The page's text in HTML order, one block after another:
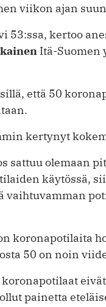
viikon ajan
53:ssa, kertoo
Itä-Suomen
että 50
kertynyt
sattuu olemaan
käytössä,
vaihtuvamman
koronapotilaita
50 on noin
painetta